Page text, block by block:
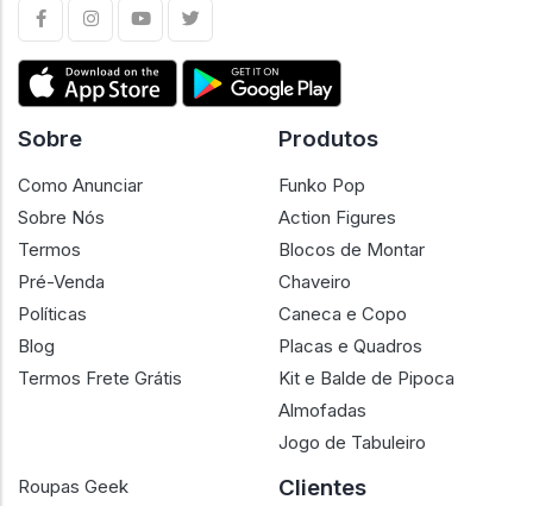
Sobre
Como Anunciar
Sobre Nós
Termos
Pré-Venda
Políticas
Blog
Termos Frete Grátis
Produtos
Funko Pop
Action Figures
Blocos de Montar
Chaveiro
Caneca e Copo
Placas e Quadros
Kit e Balde de Pipoca
Almofadas
Jogo de Tabuleiro
Roupas Geek
Clientes